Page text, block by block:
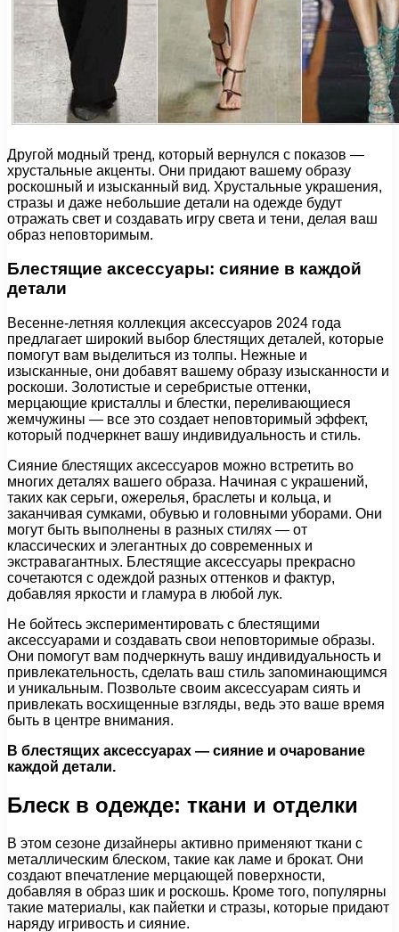
Другой модный тренд, который вернулся с показов —
хрустальные акценты. Они придают вашему образу
роскошный и изысканный вид. Хрустальные украшения,
стразы и даже небольшие детали на одежде будут
отражать свет и создавать игру света и тени, делая ваш
образ неповторимым.
Блестящие аксессуары: сияние в каждой
детали
Весенне-летняя коллекция аксессуаров 2024 года
предлагает широкий выбор блестящих деталей, которые
помогут вам выделиться из толпы. Нежные и
изысканные, они добавят вашему образу изысканности и
роскоши. Золотистые и серебристые оттенки,
мерцающие кристаллы и блестки, переливающиеся
жемчужины — все это создает неповторимый эффект,
который подчеркнет вашу индивидуальность и стиль.
Сияние блестящих аксессуаров можно встретить во
многих деталях вашего образа. Начиная с украшений,
таких как серьги, ожерелья, браслеты и кольца, и
заканчивая сумками, обувью и головными уборами. Они
могут быть выполнены в разных стилях — от
классических и элегантных до современных и
экстравагантных. Блестящие аксессуары прекрасно
сочетаются с одеждой разных оттенков и фактур,
добавляя яркости и гламура в любой лук.
Не бойтесь экспериментировать с блестящими
аксессуарами и создавать свои неповторимые образы.
Они помогут вам подчеркнуть вашу индивидуальность и
привлекательность, сделать ваш стиль запоминающимся
и уникальным. Позвольте своим аксессуарам сиять и
привлекать восхищенные взгляды, ведь это ваше время
быть в центре внимания.
В блестящих аксессуарах — сияние и очарование
каждой детали.
Блеск в одежде: ткани и отделки
В этом сезоне дизайнеры активно применяют ткани с
металлическим блеском, такие как ламе и брокат. Они
создают впечатление мерцающей поверхности,
добавляя в образ шик и роскошь. Кроме того, популярны
такие материалы, как пайетки и стразы, которые придают
наряду игривость и сияние.